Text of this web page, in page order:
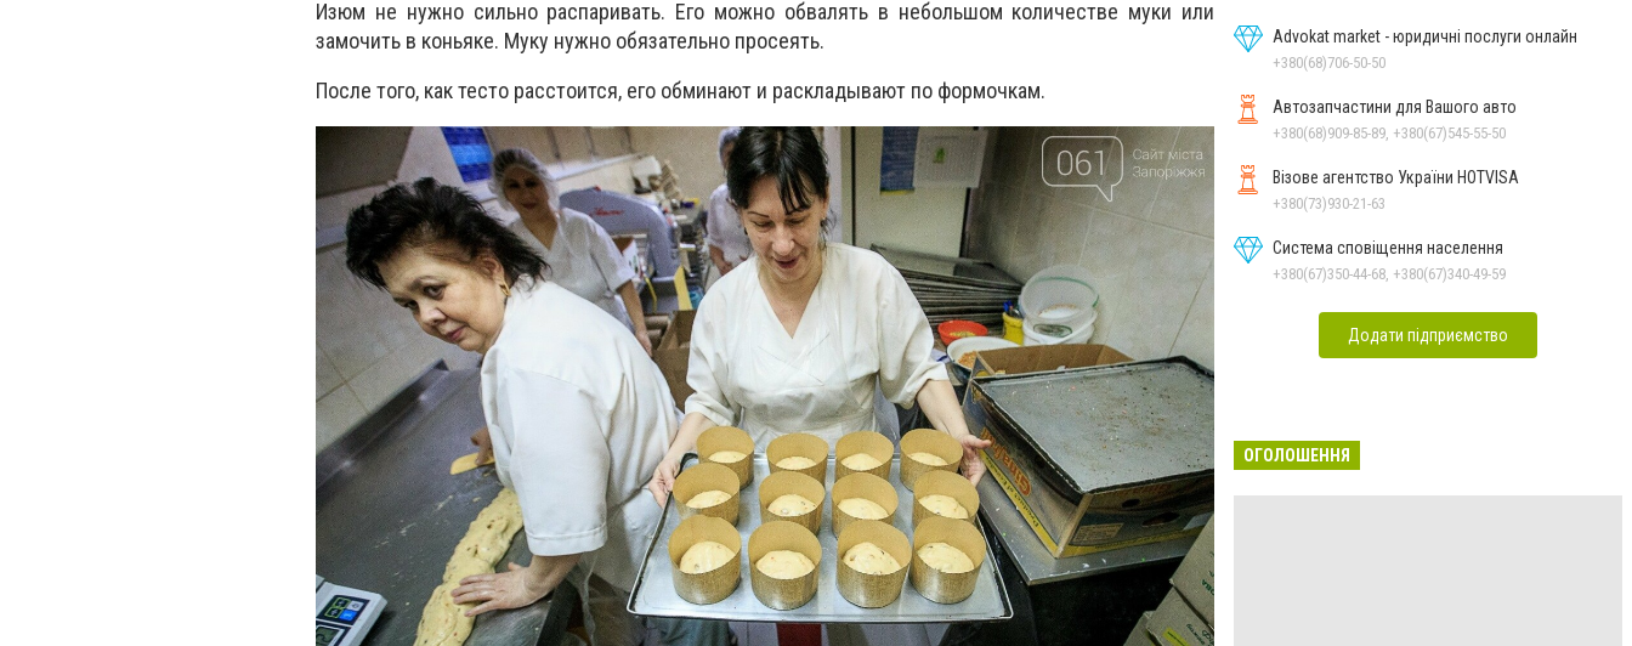
Изюм не нужно сильно распаривать. Его можно обвалять в небольшом количестве муки или
замочить в коньяке. Муку нужно обязательно просеять.
После того, как тесто расстоится, его обминают и раскладывают по формочкам.
Advokat market - юридичні послуги онлайн
+380(68)706-50-50
Автозапчастини для Вашого авто
+380(68)909-85-89, +380(67)545-55-50
Візове агентство України HOTVISA
+380(73)930-21-63
Система сповіщення населення
+380(67)350-44-68, +380(67)340-49-59
Додати підприємство
ОГОЛОШЕННЯ